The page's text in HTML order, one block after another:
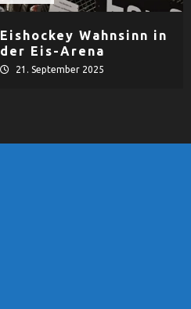
Eishockey Wahnsinn in
der Eis-Arena
21. September 2025